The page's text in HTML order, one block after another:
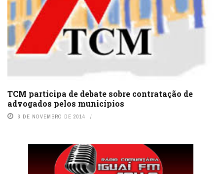
TCM participa de debate sobre contratação de
advogados pelos municípios
6 DE NOVEMBRO DE 2014